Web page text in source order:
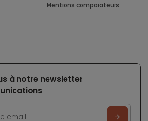
Mentions comparateurs
à notre newsletter